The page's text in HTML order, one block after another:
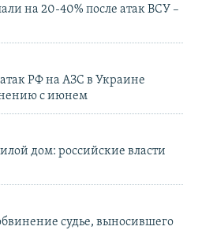
на 20-40% после атак ВСУ –
РФ на АЗС в Украине
с июнем
дом: российские власти
судье, выносившего